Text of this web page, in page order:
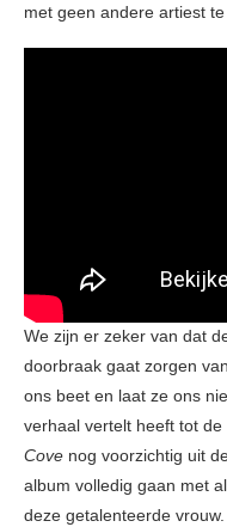
met geen andere artiest te
We zijn er zeker van dat
doorbraak gaat zorgen
ons beet en laat ze ons
verhaal vertelt heeft tot
Cove nog voorzichtig uit
album volledig gaan met
deze getalenteerde vrouw.